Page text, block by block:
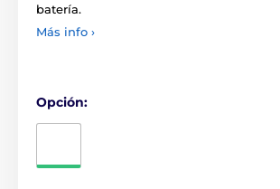
batería.
Más info ›
Opción: